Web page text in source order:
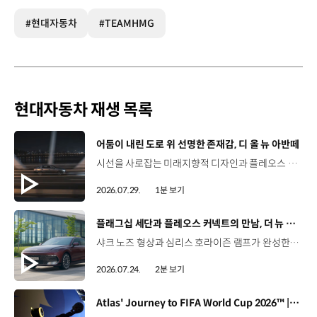
#현대자동차 #TEAMHMG
현대자동차 재생 목록
[동영상]
어둠이 내린 도로 위 선명한 존재감, 디 올 뉴 아반떼
시선을 사로잡는 미래지향적 디자인과 플레오스 커넥트로 완성한 디지털 경험까지.세단의 새로운 기준을 제시하는 디 올 뉴 아반떼를 만나보세요. *본 영상은 AI를 활용해 제작했습니다. #현대자동차 #디올뉴아반떼 #아반떼 #플레오스커넥트 #글레오AI 유튜브 쇼츠 보기
2026.07.29. 1분 보기
[동영상]
플래그십 세단과 플레오스 커넥트의 만남, 더 뉴 그랜저
샤크 노즈 형상과 심리스 호라이즌 램프가 완성한 세련된 외관플레오스 커넥트와 Gleo AI가 만드는 스마트한 운전 경험까지. 새롭게 진화한 더 뉴 그랜저를 영상으로 만나보세요. #현대자동차 #더뉴그랜저 #플레오스커넥트 #그랜저 #플래그십세단 #TheNewGrandeur #PleosConnect
2026.07.24. 2분 보기
[동영상]
Atlas' Journey to FIFA World Cup 2026™ | 보스턴 다이나믹스